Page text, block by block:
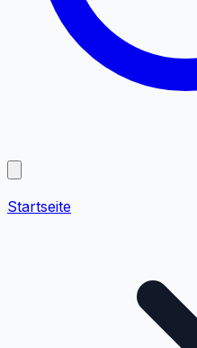
Startseite